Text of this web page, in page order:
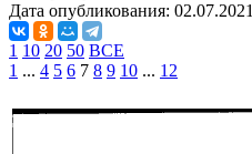
Дата опубликования: 02.07.2021
1 10 20 50 ВСЕ
1 ... 4 5 6 7 8 9 10 ... 12